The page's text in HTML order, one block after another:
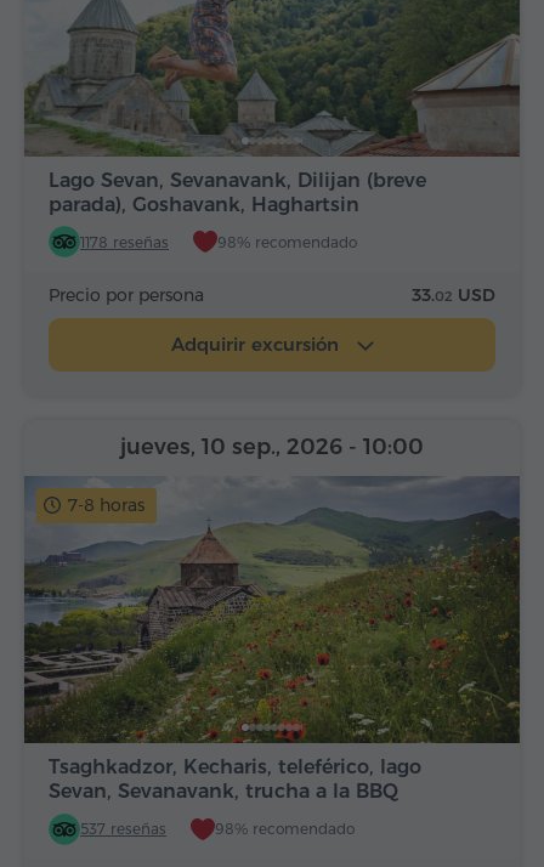
Lago Sevan, Sevanavank, Dilijan (breve
parada), Goshavank, Haghartsin
1178 reseñas 98% recomendado
Precio por persona 33.02 USD
Adquirir excursión
7-8 horas
Tsaghkadzor, Kecharis, teleférico, lago
Sevan, Sevanavank, trucha a la BBQ
537 reseñas 98% recomendado
jueves, 10 sep., 2026 - 10:00